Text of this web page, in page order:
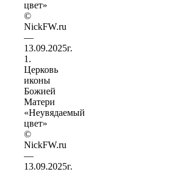
1.
Церковь
иконы
Божией
Матери
«Неувядаемый
цвет»
©
NickFW.ru
—
13.09.2025г.